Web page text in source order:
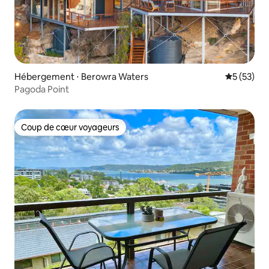
Hébergement ⋅ Berowra Waters
5 (53)
Pagoda Point
Coup de cœur voyageurs
Coup de cœur voyageurs